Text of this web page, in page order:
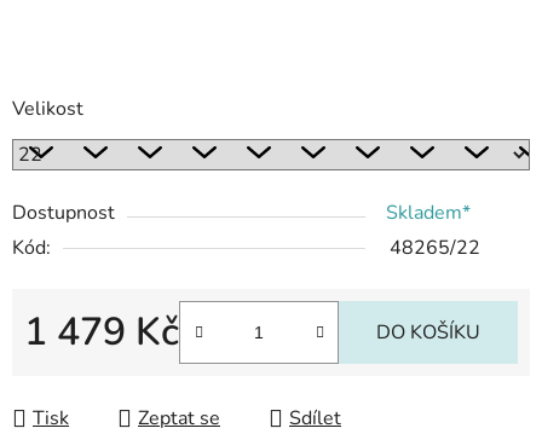
Velikost
Dostupnost
Skladem*
Kód:
48265/22
1 479 Kč DO KOŠÍKU
Tisk Zeptat se Sdílet